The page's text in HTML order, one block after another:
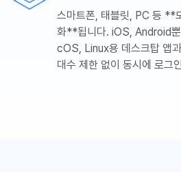
스마트폰, 태블릿, PC 등 **
화**됩니다. iOS, Android
cOS, Linux용 데스크탑 앱
대수 제한 없이 동시에 로그